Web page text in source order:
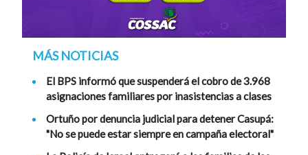
MÁS NOTICIAS
El BPS informó que suspenderá el cobro de 3.968
asignaciones familiares por inasistencias a clases
Ortuño por denuncia judicial para detener Casupá:
"No se puede estar siempre en campaña electoral"